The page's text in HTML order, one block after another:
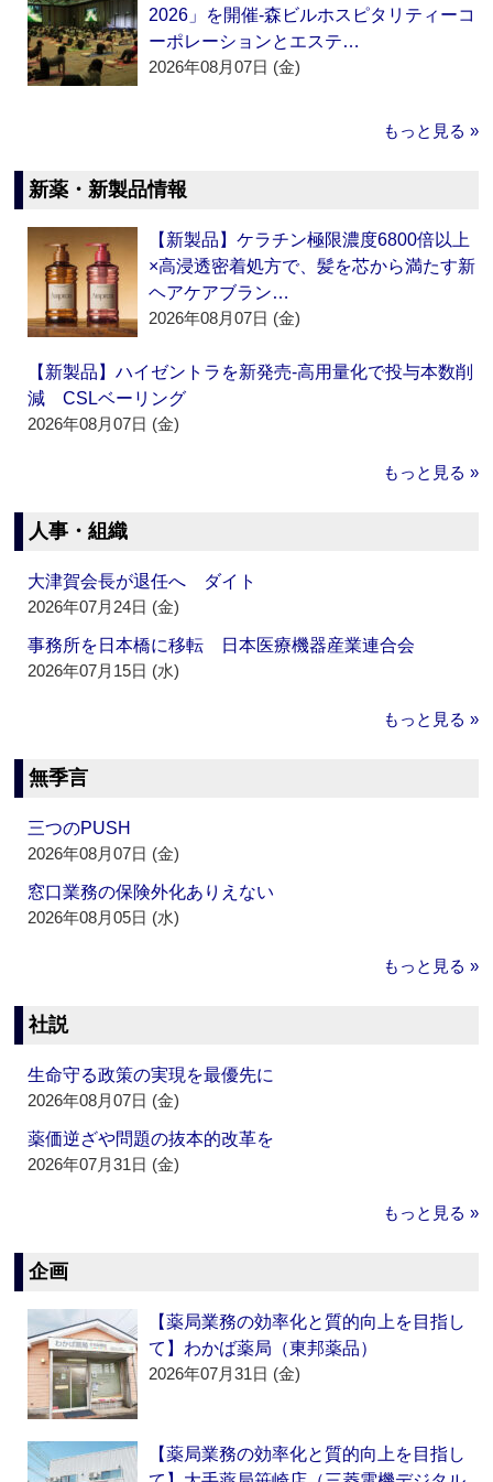
2026」を開催‐森ビルホスピタリティーコ
ーポレーションとエステ…
2026年08月07日 (金)
もっと見る »
新薬・新製品情報
【新製品】ケラチン極限濃度6800倍以上
×高浸透密着処方で、髪を芯から満たす新
ヘアケアブラン…
2026年08月07日 (金)
【新製品】ハイゼントラを新発売‐高用量化で投与本数削
減 CSLベーリング
2026年08月07日 (金)
もっと見る »
人事・組織
大津賀会長が退任へ ダイト
2026年07月24日 (金)
事務所を日本橋に移転 日本医療機器産業連合会
2026年07月15日 (水)
もっと見る »
無季言
三つのPUSH
2026年08月07日 (金)
窓口業務の保険外化ありえない
2026年08月05日 (水)
もっと見る »
社説
生命守る政策の実現を最優先に
2026年08月07日 (金)
薬価逆ざや問題の抜本的改革を
2026年07月31日 (金)
もっと見る »
企画
【薬局業務の効率化と質的向上を目指し
て】わかば薬局（東邦薬品）
2026年07月31日 (金)
【薬局業務の効率化と質的向上を目指し